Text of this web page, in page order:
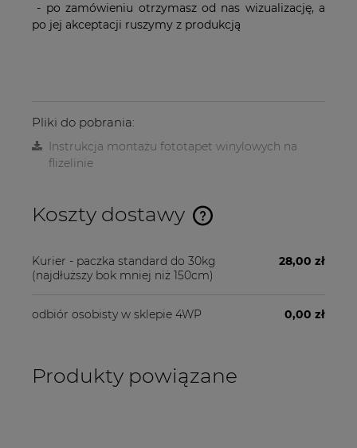
- po zamówieniu otrzymasz od nas wizualizację, a
po jej akceptacji ruszymy z produkcją
Pliki do pobrania:
Instrukcja montażu fototapet winylowych na
flizelinie
Koszty dostawy
Cena nie zawiera ewentualnych kosztów płatności
Kurier - paczka standard do 30kg
(najdłuższy bok mniej niż 150cm)
28,00 zł
odbiór osobisty w sklepie 4WP 0,00 zł
Produkty powiązane